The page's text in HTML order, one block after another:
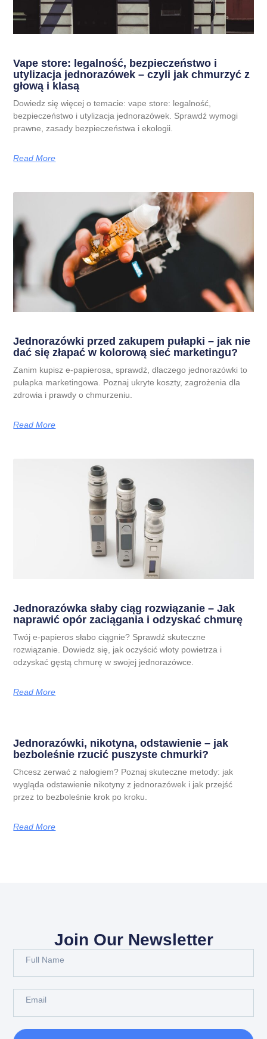
Vape store: legalność, bezpieczeństwo i
utylizacja jednorazówek – czyli jak chmurzyć z
głową i klasą
Dowiedz się więcej o temacie: vape store: legalność,
bezpieczeństwo i utylizacja jednorazówek. Sprawdź wymogi
prawne, zasady bezpieczeństwa i ekologii.
Read More
Jednorazówki przed zakupem pułapki – jak nie
dać się złapać w kolorową sieć marketingu?
Zanim kupisz e-papierosa, sprawdź, dlaczego jednorazówki to
pułapka marketingowa. Poznaj ukryte koszty, zagrożenia dla
zdrowia i prawdy o chmurzeniu.
Read More
Jednorazówka słaby ciąg rozwiązanie – Jak
naprawić opór zaciągania i odzyskać chmurę
Twój e-papieros słabo ciągnie? Sprawdź skuteczne
rozwiązanie. Dowiedz się, jak oczyścić wloty powietrza i
odzyskać gęstą chmurę w swojej jednorazówce.
Read More
Jednorazówki, nikotyna, odstawienie – jak
bezboleśnie rzucić puszyste chmurki?
Chcesz zerwać z nałogiem? Poznaj skuteczne metody: jak
wygląda odstawienie nikotyny z jednorazówek i jak przejść
przez to bezboleśnie krok po kroku.
Read More
Join Our Newsletter